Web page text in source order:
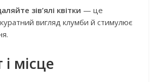
зів’ялі квітки — це
вигляд клумби й стимулює
і місце